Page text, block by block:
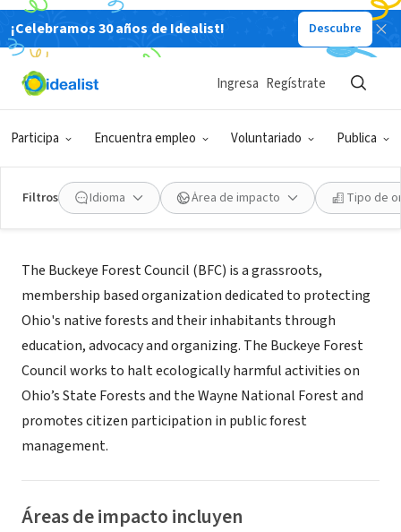
¡Celebramos 30 años de Idealist! Descubre
Participa Encuentra empleo Voluntariado Publica
Ingresa Regístrate
Filtros Idioma Área de impacto Tipo de
ORGANIZACIÓN SIN FIN DE LUCRO
Buckeye Forest Council
Acerca de
The Buckeye Forest Council (BFC) is a grassroots,
membership based organization dedicated to protecting
Ohio's native forests and their inhabitants through
education, advocacy and organizing. The Buckeye Forest
Council works to halt ecologically harmful activities on
Ohio’s State Forests and the Wayne National Forest and
promotes citizen participation in public forest
management.
Áreas de impacto incluyen